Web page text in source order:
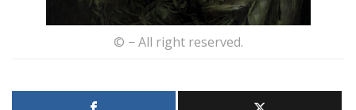
© − All right reserved.